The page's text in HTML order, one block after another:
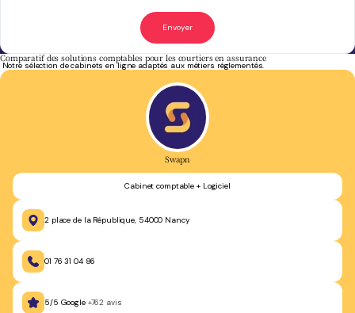
Comparatif des solutions comptables pour les courtiers en assurance
Notre sélection de cabinets en ligne adaptés aux métiers réglementés.
Swapn
Cabinet comptable + Logiciel
2 place de la République, 54000 Nancy
01 76 31 04 86
5/5 Google +762 avis